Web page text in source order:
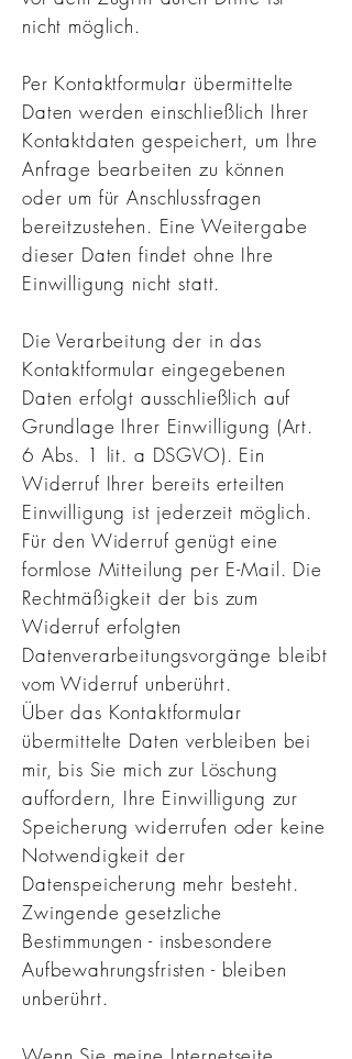
nicht möglich.
Per Kontaktformular übermittelte
Daten werden einschließlich Ihrer
Kontaktdaten gespeichert, um Ihre
Anfrage bearbeiten zu können
oder um für Anschlussfragen
bereitzustehen. Eine Weitergabe
dieser Daten findet ohne Ihre
Einwilligung nicht statt.
Die Verarbeitung der in das
Kontaktformular eingegebenen
Daten erfolgt ausschließlich auf
Grundlage Ihrer Einwilligung (Art.
6 Abs. 1 lit. a DSGVO). Ein
Widerruf Ihrer bereits erteilten
Einwilligung ist jederzeit möglich.
Für den Widerruf genügt eine
formlose Mitteilung per E-Mail. Die
Rechtmäßigkeit der bis zum
Widerruf erfolgten
Datenverarbeitungsvorgänge bleibt
vom Widerruf unberührt.
Über das Kontaktformular
übermittelte Daten verbleiben bei
mir, bis Sie mich zur Löschung
auffordern, Ihre Einwilligung zur
Speicherung widerrufen oder keine
Notwendigkeit der
Datenspeicherung mehr besteht.
Zwingende gesetzliche
Bestimmungen - insbesondere
Aufbewahrungsfristen - bleiben
unberührt.